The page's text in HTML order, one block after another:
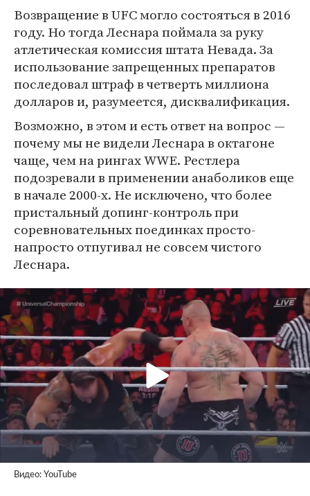
Возвращение в UFC могло состояться в 2016
году. Но тогда Леснара поймала за руку
атлетическая комиссия штата Невада. За
использование запрещенных препаратов
последовал штраф в четверть миллиона
долларов и, разумеется, дисквалификация.
Возможно, в этом и есть ответ на вопрос —
почему мы не видели Леснара в октагоне
чаще, чем на рингах WWE. Рестлера
подозревали в применении анаболиков еще
в начале 2000-х. Не исключено, что более
пристальный допинг-контроль при
соревновательных поединках просто-
напросто отпугивал не совсем чистого
Леснара.
Видео: YouTube